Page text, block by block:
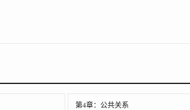
第4章：公共关系